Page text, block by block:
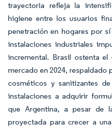
trayectoria refleja la
higiene entre los usuarios
penetración en hogares por
instalaciones industriales
incremental. Brasil ostenta
mercado en 2024, respaldado
cosméticos y sanitizantes
instalaciones a adquirir
que Argentina, a pesar de
proyectada para crecer a